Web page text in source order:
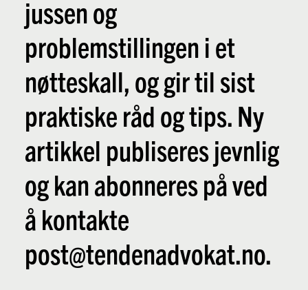
jussen og
problemstillingen i et
nøtteskall, og gir til sist
praktiske råd og tips. Ny
artikkel publiseres jevnlig
og kan abonneres på ved
å kontakte
post@tendenadvokat.no.